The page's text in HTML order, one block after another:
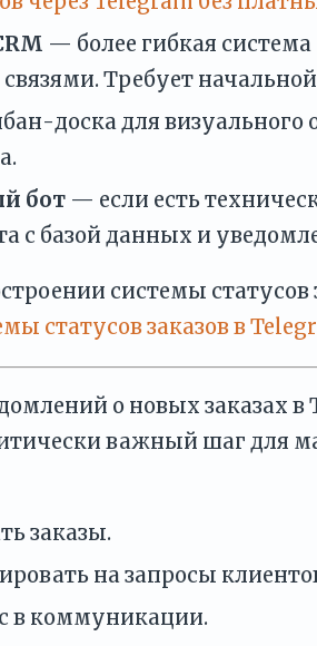
— более гибкая
Требует
доска для визуального
бот — если есть
с базой данных и
системы статусов
статусов заказов в
о новых заказах
важный шаг для
заказы.
на запросы
в коммуникации.